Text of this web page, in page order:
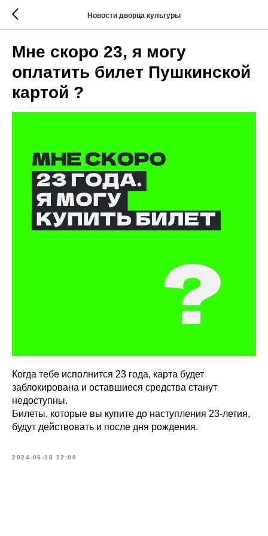
Новости дворца культуры
Мне скоро 23, я могу
оплатить билет Пушкинской
картой ?
Когда тебе исполнится 23 года, карта будет
заблокирована и оставшиеся средства станут
недоступны.
Билеты, которые вы купите до наступления 23-летия,
будут действовать и после дня рождения.
2024-06-18 12:00